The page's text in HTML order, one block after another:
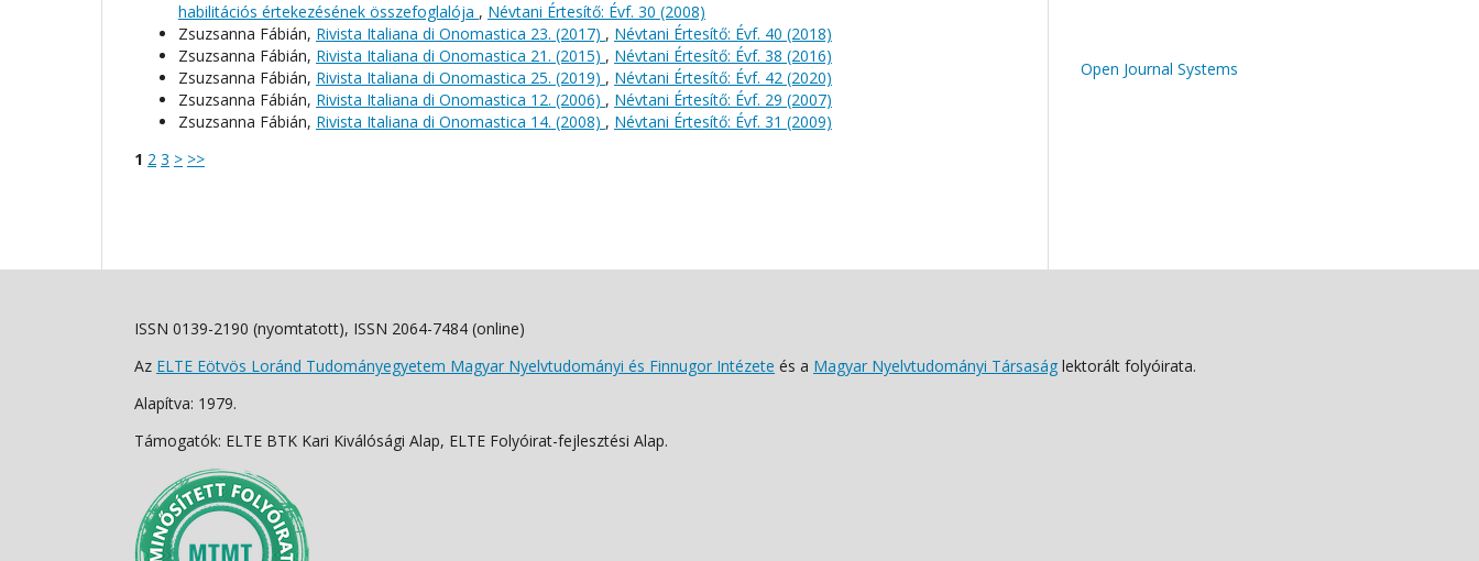
habilitációs értekezésének összefoglalója , Névtani Értesítő: Évf. 30 (2008)
Zsuzsanna Fábián, Rivista Italiana di Onomastica 23. (2017) , Névtani Értesítő: Évf. 40 (2018)
Zsuzsanna Fábián, Rivista Italiana di Onomastica 21. (2015) , Névtani Értesítő: Évf. 38 (2016)
Zsuzsanna Fábián, Rivista Italiana di Onomastica 25. (2019) , Névtani Értesítő: Évf. 42 (2020)
Zsuzsanna Fábián, Rivista Italiana di Onomastica 12. (2006) , Névtani Értesítő: Évf. 29 (2007)
Zsuzsanna Fábián, Rivista Italiana di Onomastica 14. (2008) , Névtani Értesítő: Évf. 31 (2009)
1 2 3 > >>
Open Journal Systems
ISSN 0139-2190 (nyomtatott), ISSN 2064-7484 (online)
Az ELTE Eötvös Loránd Tudományegyetem Magyar Nyelvtudományi és Finnugor Intézete és a Magyar Nyelvtudományi Társaság lektorált folyóirata.
Alapítva: 1979.
Támogatók: ELTE BTK Kari Kiválósági Alap, ELTE Folyóirat-fejlesztési Alap.